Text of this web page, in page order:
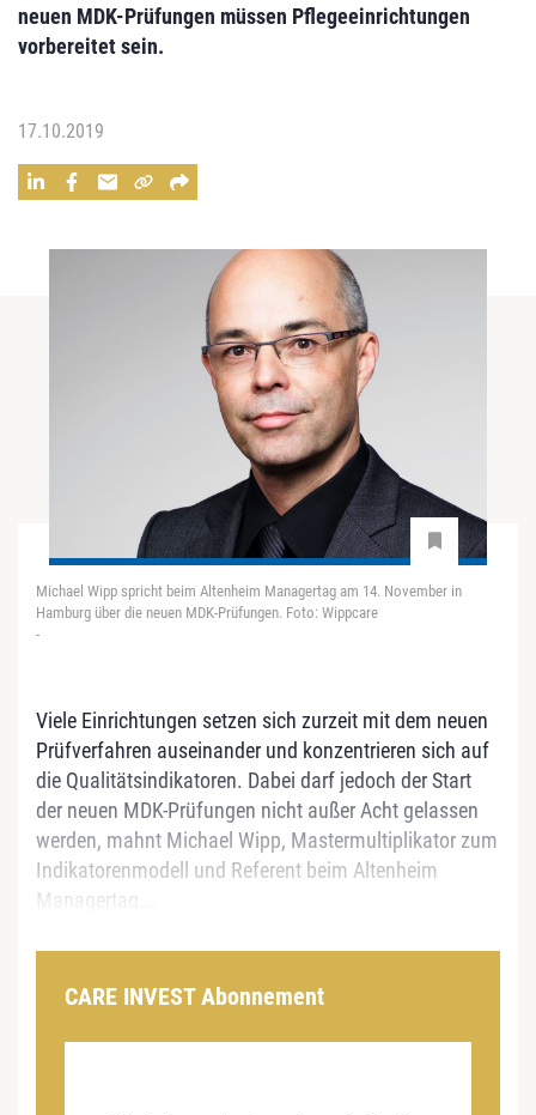
neuen MDK-Prüfungen müssen Pflegeeinrichtungen
vorbereitet sein.
17.10.2019
Michael Wipp spricht beim Altenheim Managertag am 14. November in
Hamburg über die neuen MDK-Prüfungen. Foto: Wippcare
-
Viele Einrichtungen setzen sich zurzeit mit dem neuen
Prüfverfahren auseinander und konzentrieren sich auf
die Qualitätsindikatoren. Dabei darf jedoch der Start
der neuen MDK-Prüfungen nicht außer Acht gelassen
werden, mahnt Michael Wipp, Mastermultiplikator zum
Indikatorenmodell und Referent beim Altenheim
Managertag...
CARE INVEST Abonnement